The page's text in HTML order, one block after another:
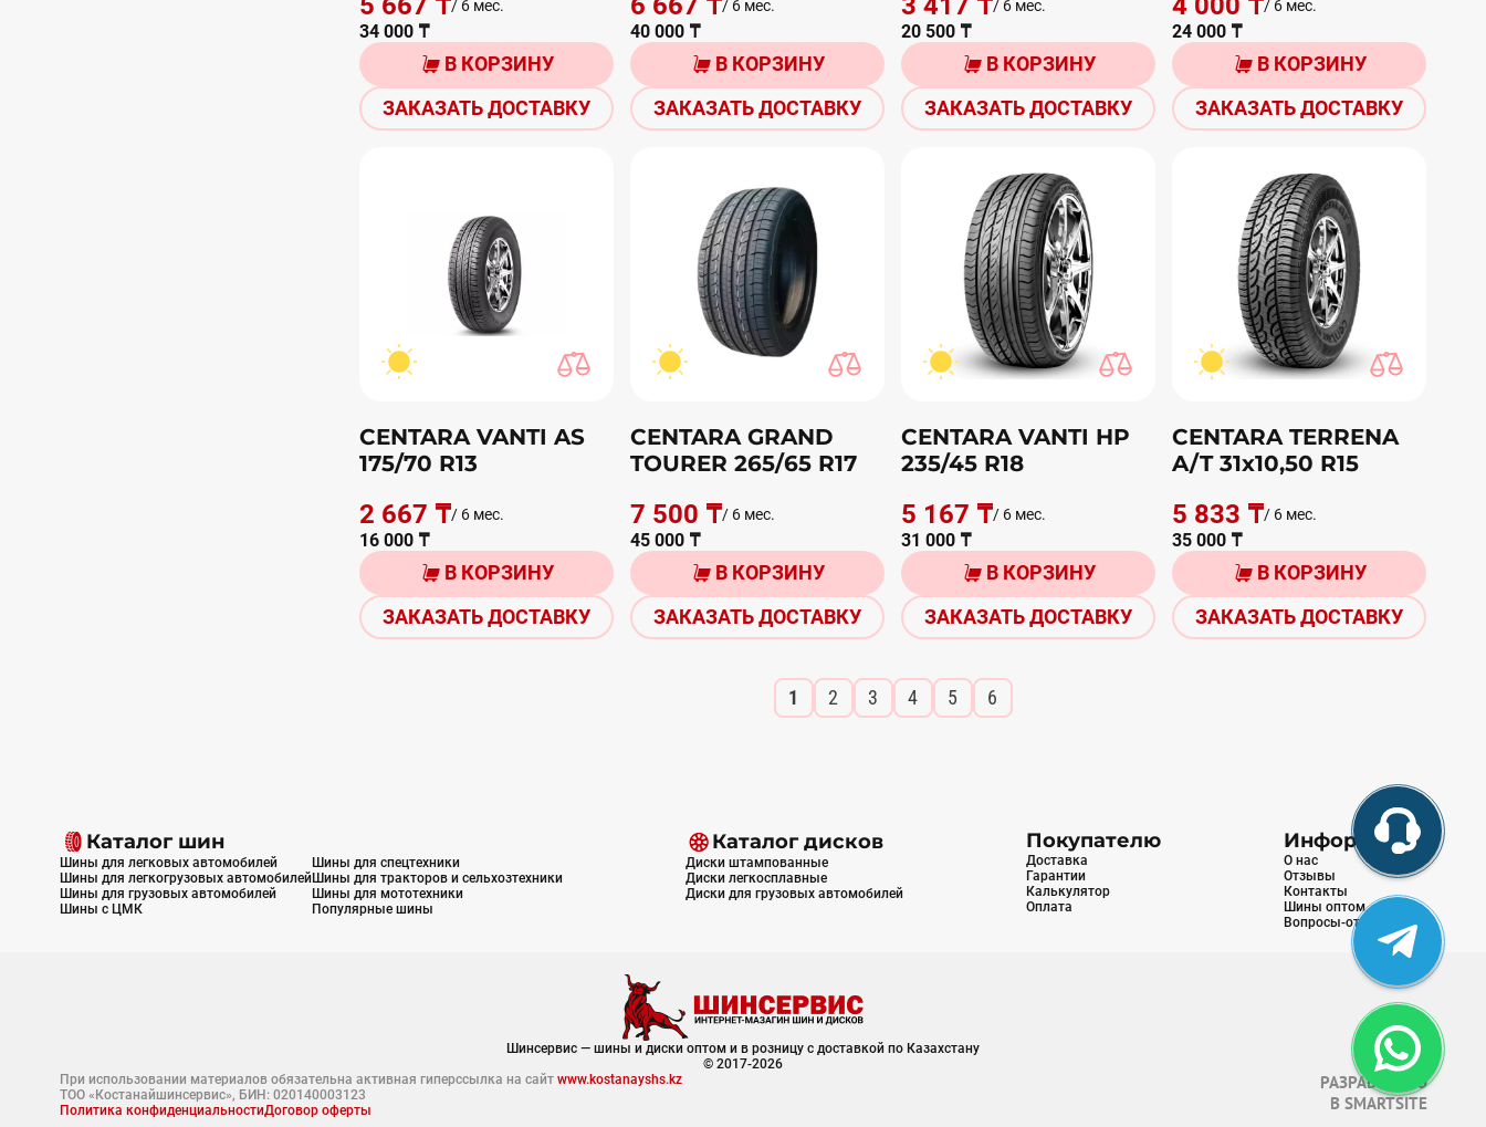
/ 6 мес.
34 000 ₸
В КОРЗИНУ
ЗАКАЗАТЬ ДОСТАВКУ
/ 6 мес.
40 000 ₸
В КОРЗИНУ
ЗАКАЗАТЬ ДОСТАВКУ
/ 6 мес.
20 500 ₸
В КОРЗИНУ
ЗАКАЗАТЬ ДОСТАВКУ
/ 6 мес.
24 000 ₸
В КОРЗИНУ
ЗАКАЗАТЬ ДОСТАВКУ
CENTARA VANTI AS
175/70 R13
2 667 ₸/ 6 мес.
16 000 ₸
В КОРЗИНУ
ЗАКАЗАТЬ ДОСТАВКУ
CENTARA GRAND
TOURER 265/65 R17
7 500 ₸/ 6 мес.
45 000 ₸
В КОРЗИНУ
ЗАКАЗАТЬ ДОСТАВКУ
CENTARA VANTI HP
235/45 R18
5 167 ₸/ 6 мес.
31 000 ₸
В КОРЗИНУ
ЗАКАЗАТЬ ДОСТАВКУ
CENTARA TERRENA
A/T 31х10,50 R15
5 833 ₸/ 6 мес.
35 000 ₸
В КОРЗИНУ
ЗАКАЗАТЬ ДОСТАВКУ
1 2 3 4 5 6
Каталог шин
Шины для легковых автомобилей
Шины для легкогрузовых автомобилей
Шины для грузовых автомобилей
Шины с ЦМК
Шины для спецтехники
Шины для тракторов и сельхозтехники
Шины для мототехники
Популярные шины
Каталог дисков
Диски штампованные
Диски легкосплавные
Диски для грузовых автомобилей
Покупателю
Доставка
Гарантии
Калькулятор
Оплата
Информация
О нас
Отзывы
Контакты
Шины оптом
Вопросы-ответы
Шинсервис — шины и диски оптом и в розницу с доставкой по Казахстану
© 2017-2026
При использовании материалов обязательна активная гиперссылка на сайт www.kostanayshs.kz
ТОО «Костанайшинсервис», БИН: 020140003123
Политика конфиденциальностиДоговор оферты
РАЗРАБОТАНО
В SMARTSITE